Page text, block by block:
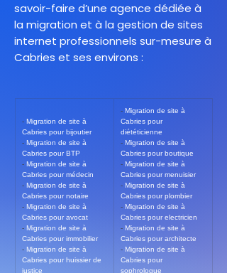
savoir-faire d’une agence dédiée à
la migration et à la gestion de sites
internet professionnels sur-mesure à
Cabries et ses environs :
- Migration de site à
Cabries pour bijoutier
- Migration de site à
Cabries pour BTP
- Migration de site à
Cabries pour médecin
- Migration de site à
Cabries pour notaire
- Migration de site à
Cabries pour avocat
- Migration de site à
Cabries pour immobilier
- Migration de site à
Cabries pour huissier de
justice
- Migration de site à
Cabries pour
diététicienne
- Migration de site à
Cabries pour boutique
- Migration de site à
Cabries pour menuisier
- Migration de site à
Cabries pour plombier
- Migration de site à
Cabries pour electricien
- Migration de site à
Cabries pour architecte
- Migration de site à
Cabries pour
sophrologue